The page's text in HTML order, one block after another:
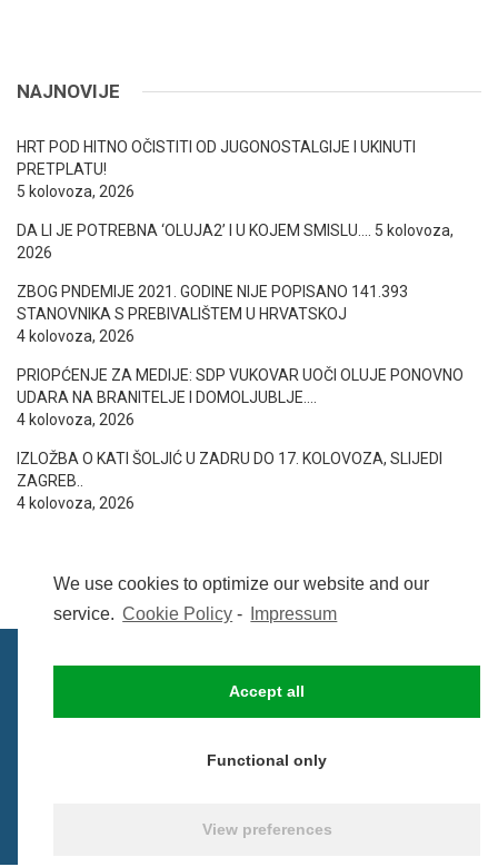
We use cookies to optimize our website and our
service. Cookie Policy - Impressum
Accept all
Functional only
View preferences
NAJNOVIJE
HRT POD HITNO OČISTITI OD JUGONOSTALGIJE I UKINUTI
PRETPLATU!
5 kolovoza, 2026
DA LI JE POTREBNA ‘OLUJA2’ I U KOJEM SMISLU…. 5 kolovoza,
2026
ZBOG PNDEMIJE 2021. GODINE NIJE POPISANO 141.393
STANOVNIKA S PREBIVALIŠTEM U HRVATSKOJ
4 kolovoza, 2026
PRIOPĆENJE ZA MEDIJE: SDP VUKOVAR UOČI OLUJE PONOVNO
UDARA NA BRANITELJE I DOMOLJUBLJE….
4 kolovoza, 2026
IZLOŽBA O KATI ŠOLJIĆ U ZADRU DO 17. KOLOVOZA, SLIJEDI
ZAGREB..
4 kolovoza, 2026